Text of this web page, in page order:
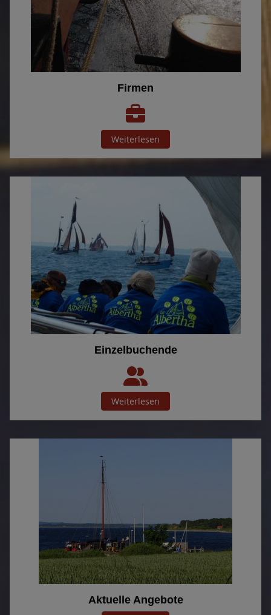
Firmen
Weiterlesen
Einzelbuchende
Weiterlesen
Aktuelle Angebote